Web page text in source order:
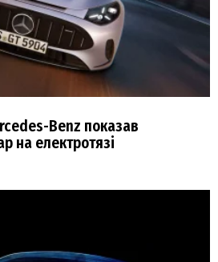
Benz показав
на електротязі